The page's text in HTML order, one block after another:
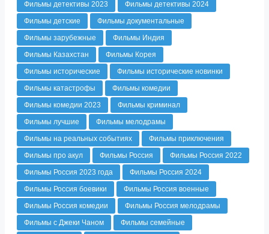
Фильмы детективы 2023
Фильмы детективы 2024
Фильмы детские
Фильмы документальные
Фильмы зарубежные
Фильмы Индия
Фильмы Казахстан
Фильмы Корея
Фильмы исторические
Фильмы исторические новинки
Фильмы катастрофы
Фильмы комедии
Фильмы комедии 2023
Фильмы криминал
Фильмы лучшие
Фильмы мелодрамы
Фильмы на реальных событиях
Фильмы приключения
Фильмы про акул
Фильмы Россия
Фильмы Россия 2022
Фильмы Россия 2023 года
Фильмы Россия 2024
Фильмы Россия боевики
Фильмы Россия военные
Фильмы Россия комедии
Фильмы Россия мелодрамы
Фильмы с Джеки Чаном
Фильмы семейные